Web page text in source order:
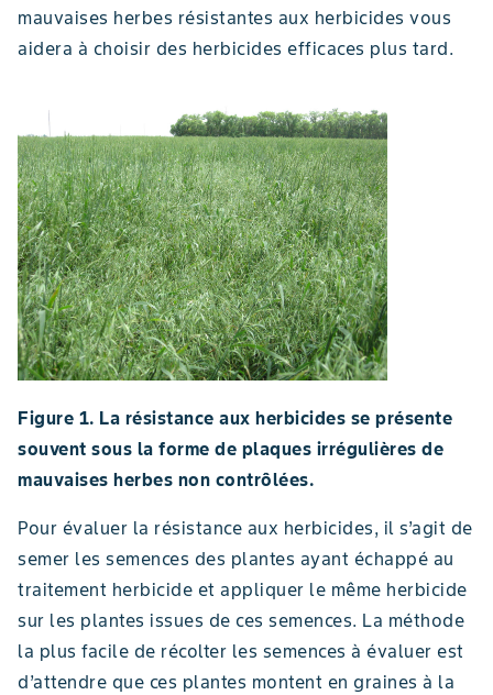
mauvaises herbes résistantes aux herbicides vous
aidera à choisir des herbicides efficaces plus tard.
Figure 1. La résistance aux herbicides se présente
souvent sous la forme de plaques irrégulières de
mauvaises herbes non contrôlées.
Pour évaluer la résistance aux herbicides, il s’agit de
semer les semences des plantes ayant échappé au
traitement herbicide et appliquer le même herbicide
sur les plantes issues de ces semences. La méthode
la plus facile de récolter les semences à évaluer est
d’attendre que ces plantes montent en graines à la